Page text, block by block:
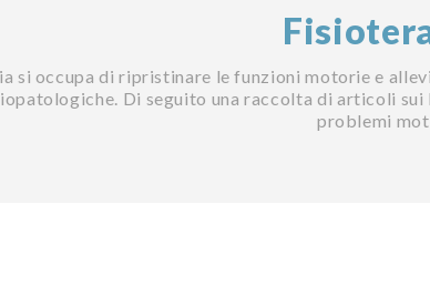
si occupa di ripristinare le funzioni motorie e
Di seguito una raccolta di articoli
problemi